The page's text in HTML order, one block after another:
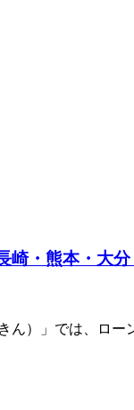
崎・熊本・大
ん）」では、ロー